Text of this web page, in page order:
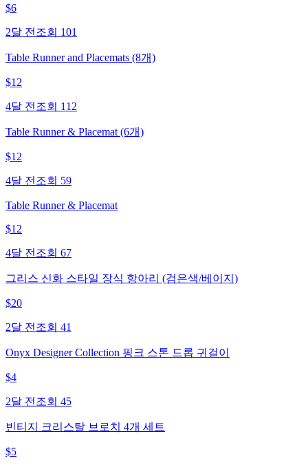
$6
2달 전 조회 101
Table Runner and Placemats (8개)
$12
4달 전 조회 112
Table Runner & Placemat (6개)
$12
4달 전 조회 59
Table Runner & Placemat
$12
4달 전 조회 67
그리스 신화 스타일 장식 항아리 (검은색/베이지)
$20
2달 전 조회 41
Onyx Designer Collection 핑크 스톤 드롭 귀걸이
$4
2달 전 조회 45
빈티지 크리스탈 브로치 4개 세트
$5